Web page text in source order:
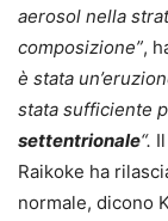
aerosol nella
composizione”,
è stata
stata sufficiente
settentrionale“.
Raikoke ha
normale, dicono